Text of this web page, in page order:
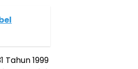
Tahun 1999